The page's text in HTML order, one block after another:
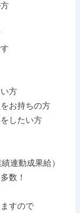
方
お持ちの方
したい方
連動成果給）
数！
すので